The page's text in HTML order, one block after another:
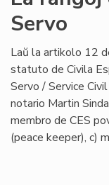
Servo
Laŭ la artikolo 12
statuto de Civila
Servo / Service
notario Martin
membro de CES
(peace keeper), c)